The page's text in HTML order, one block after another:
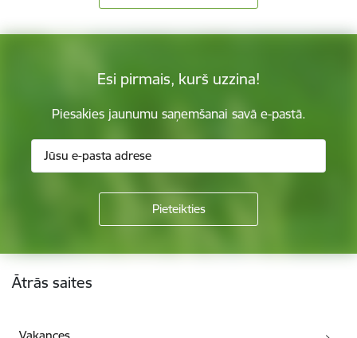
Esi pirmais, kurš uzzina!
Piesakies jaunumu saņemšanai savā e-pastā.
Kājene
Ātrās saites